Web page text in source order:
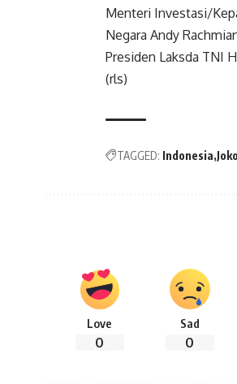
Menteri Investasi/
Negara Andy
Presiden Laksda TNI
(rls)
TAGGED: Indonesia
Love
0
Sad
0